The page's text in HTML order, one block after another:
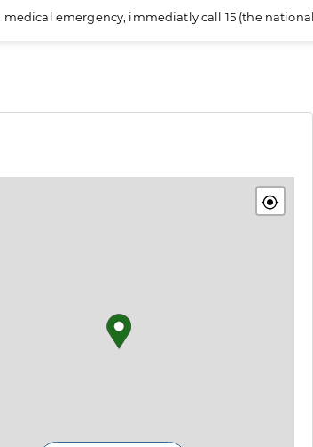
medical emergency, immediatly call 15 (the